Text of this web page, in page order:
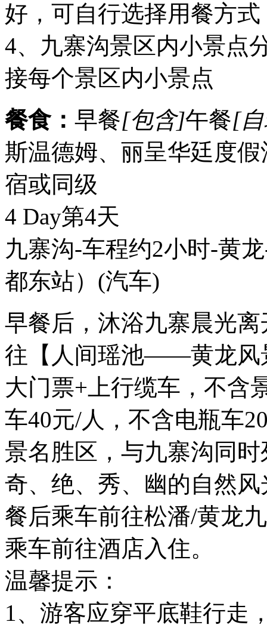
好，可自行选择用餐方
4、九寨沟景区内小景点
接每个景区内小景点
餐食： 早餐[包含]午餐[
斯温德姆、丽呈华廷度
宿或同级
4 Day第4天
九寨沟-车程约2小时-黄
都东站） (汽车)
早餐后，沐浴九寨晨光
往【人间瑶池——黄龙风
大门票+上行缆车，不含
车40元/人，不含电瓶车
景名胜区，与九寨沟同
奇、绝、秀、幽的自然
餐后乘车前往松潘/黄龙
乘车前往酒店入住。
温馨提示：
1、游客应穿平底鞋行走